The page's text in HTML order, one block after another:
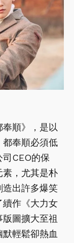
順》，是以
都奉順必須低
CEO的保
素，尤其是朴
造出許多爆笑
續作《大力女
圖擴大至祖
輕鬆卻熱血